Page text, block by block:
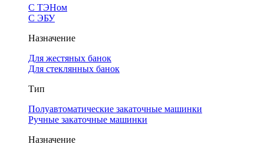
С ТЭНом
С ЭБУ
Назначение
Для жестяных банок
Для стеклянных банок
Тип
Полуавтоматические закаточные машинки
Ручные закаточные машинки
Назначение